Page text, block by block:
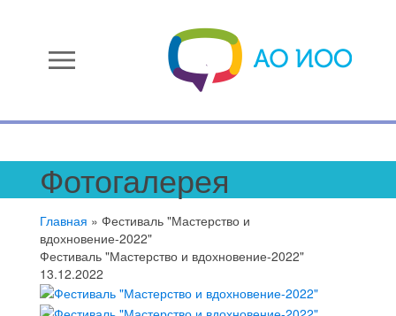
menu
Фотогалерея
Главная » Фестиваль "Мастерство и
вдохновение-2022"
Фестиваль "Мастерство и вдохновение-2022"
13.12.2022